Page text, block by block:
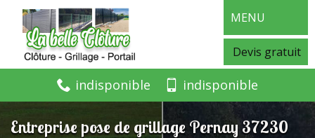
MENU
Devis gratuit
indisponible indisponible
Entreprise pose de grillage Pernay 37230